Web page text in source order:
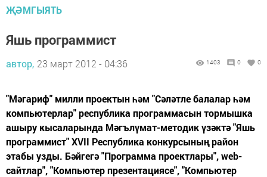
ҖӘМГЫЯТЬ
Яшь программист
автор, 23 март 2012 - 04:36 1403 0 0
"Мәгариф" милли проектын һәм "Сәләтле балалар һәм
компьютерлар" республика программасын тормышка
ашыру кысаларында Мәгълүмат-методик үзәктә "Яшь
программист" XVII Республика конкурсының район
этабы узды. Бәйгегә "Программа проектлары", web-
сaйтлар", "Компьютер презентациясе", "Компьютер